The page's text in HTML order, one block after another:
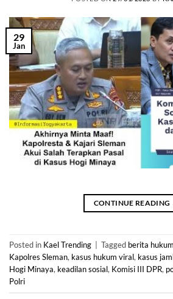
29
Jan
CONTINUE READING
Posted in Kael Trending Tagged berita
Kapolres Sleman, kasus hukum viral, kasus
Hogi Minaya, keadilan sosial, Komisi III DPR,
Polri